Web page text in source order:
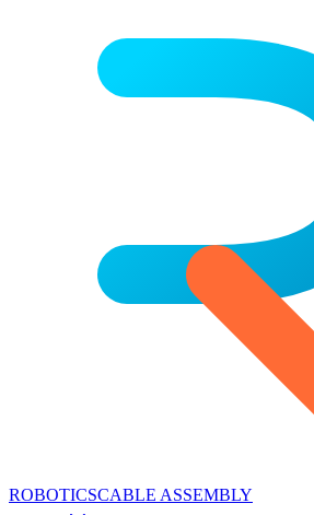
ROBOTICSCABLE ASSEMBLY